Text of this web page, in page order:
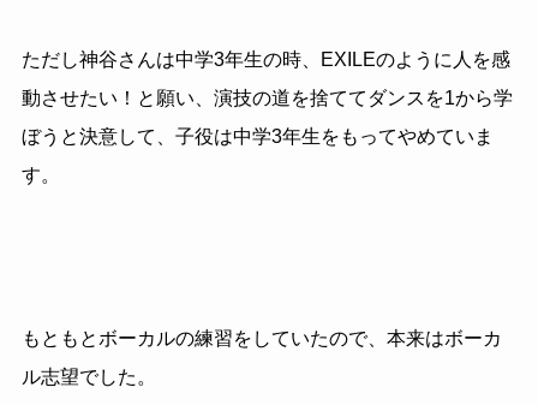
ただし神谷さんは中学3年生の時、EXILEのように人を感
動させたい！と願い、演技の道を捨ててダンスを1から学
ぼうと決意して、子役は中学3年生をもってやめていま
す。
もともとボーカルの練習をしていたので、本来はボーカ
ル志望でした。